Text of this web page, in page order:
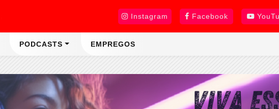
Instagram Facebook
PODCASTS EMPREGOS